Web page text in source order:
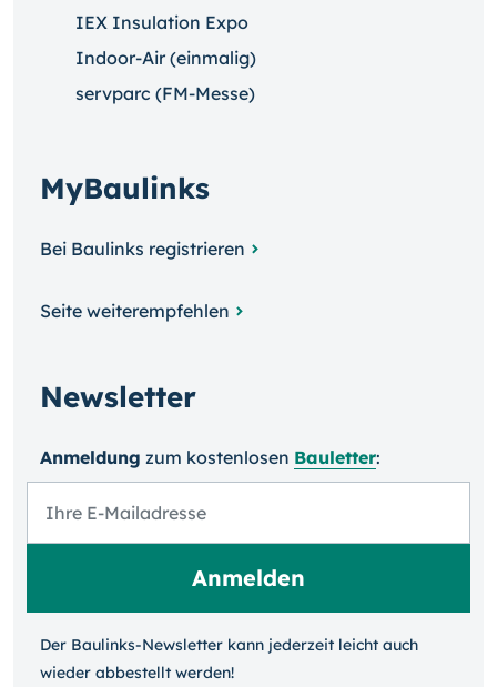
IEX Insulation Expo
Indoor-Air (einmalig)
servparc (FM-Messe)
MyBaulinks
Bei Baulinks registrieren
Seite weiterempfehlen
Newsletter
Anmeldung zum kosten­losen Bauletter:
Der Baulinks-Newsletter kann jeder­zeit leicht auch
wieder ab­bestellt werden!